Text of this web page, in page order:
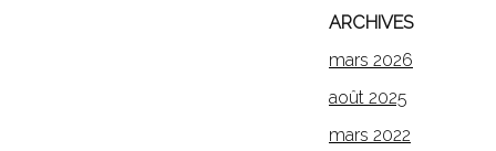
ARCHIVES
mars 2026
août 2025
mars 2022